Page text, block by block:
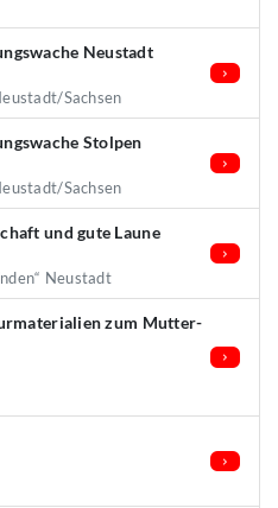
Neustadt
Sachsen
Stolpen
Sachsen
und gute Laune
Neustadt
zum Mutter-